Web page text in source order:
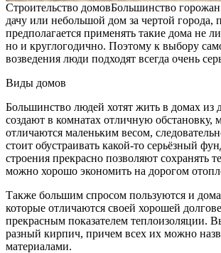
Строительство домовБольшинство
дачу или небольшой дом за чертой города,
предполагается применять такие дома не
но и круглогодично. Поэтому к выбору
возведения люди подходят всегда очень
Виды домов
Большинство людей хотят жить в домах из
создают в комнатах отличную обстановку,
отличаются маленьким весом,
стоит обустраивать какой-то серьёзный
строения прекрасно позволяют сохранять
можно хорошо экономить на дорогом
Также большим спросом пользуются и
которые отличаются своей хорошей
прекрасным показателем теплоизоляции.
разный кирпич, причем всех их можно
материалами.